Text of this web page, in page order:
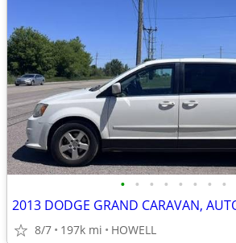
• • • • • • • •
8/7 197k mi HOWELL